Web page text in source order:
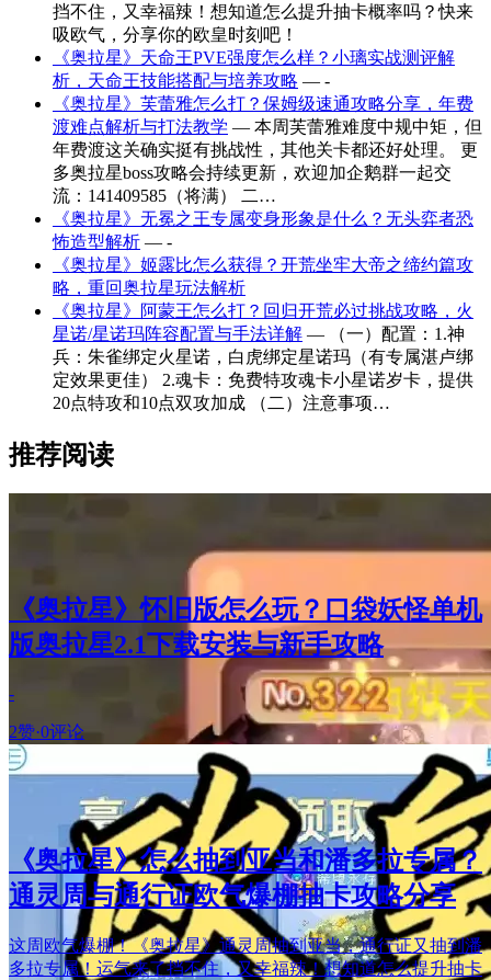
挡不住，又幸福辣！想知道怎么提升抽卡概率吗？快来
吸欧气，分享你的欧皇时刻吧！
《奥拉星》天命王PVE强度怎么样？小璃实战测评解
析，天命王技能搭配与培养攻略 — -
《奥拉星》芙蕾雅怎么打？保姆级速通攻略分享，年费
渡难点解析与打法教学 — 本周芙蕾雅难度中规中矩，但
年费渡这关确实挺有挑战性，其他关卡都还好处理。 更
多奥拉星boss攻略会持续更新，欢迎加企鹅群一起交
流：141409585（将满） 二…
《奥拉星》无冕之王专属变身形象是什么？无头弈者恐
怖造型解析 — -
《奥拉星》姬露比怎么获得？开荒坐牢大帝之缔约篇攻
略，重回奥拉星玩法解析
《奥拉星》阿蒙王怎么打？回归开荒必过挑战攻略，火
星诺/星诺玛阵容配置与手法详解 — （一）配置：1.神
兵：朱雀绑定火星诺，白虎绑定星诺玛（有专属湛卢绑
定效果更佳） 2.魂卡：免费特攻魂卡小星诺岁卡，提供
20点特攻和10点双攻加成 （二）注意事项…
推荐阅读
《奥拉星》怀旧版怎么玩？口袋妖怪单机
版奥拉星2.1下载安装与新手攻略
-
2赞·0评论
《奥拉星》怎么抽到亚当和潘多拉专属？
通灵周与通行证欧气爆棚抽卡攻略分享
这周欧气爆棚！《奥拉星》通灵周抽到亚当，通行证又抽到潘
多拉专属！运气来了挡不住，又幸福辣！想知道怎么提升抽卡